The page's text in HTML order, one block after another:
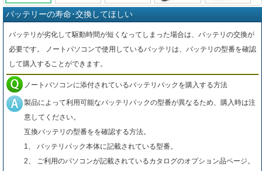
バッテリーの寿命･交換してほしい
バッテリが劣化して駆動時間が短くなってしまった場合は、バッテリの交換が
必要です。 ノートパソコンで使用しているバッテリは、バッテリの型番を確認
して購入することができます。
ノートパソコンに添付されているバッテリパックを購入する方法
製品によって利用可能なバッテリパックの型番が異なるため、購入時は注
意してください。
互換バッテリの型番をを確認する方法。
1、 バッテリパック本体に記載されている型番。
2、 ご利用のパソコンが記載されているカタログのオプション品ページ。